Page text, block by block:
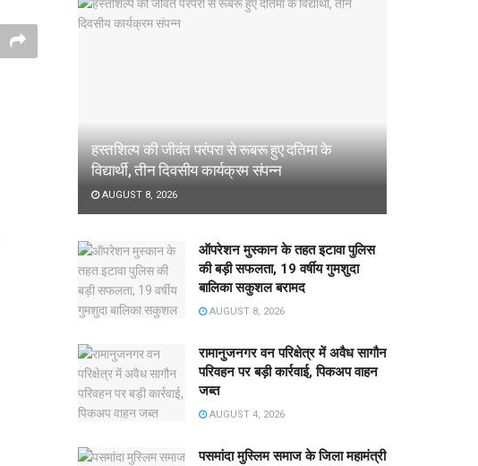
हस्तशिल्प की जीवंत परंपरा से रूबरू हुए दतिमा के
विद्यार्थी, तीन दिवसीय कार्यक्रम संपन्न
AUGUST 8, 2026
ऑपरेशन मुस्कान के तहत इटावा पुलिस
की बड़ी सफलता, 19 वर्षीय गुमशुदा
बालिका सकुशल बरामद
AUGUST 8, 2026
रामानुजनगर वन परिक्षेत्र में अवैध सागौन
परिवहन पर बड़ी कार्रवाई, पिकअप वाहन
जब्त
AUGUST 4, 2026
पसमांदा मुस्लिम समाज के जिला महामंत्री